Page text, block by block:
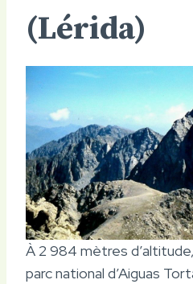
(Lérida)
À 2 984 mètres
parc national d’Aiguas